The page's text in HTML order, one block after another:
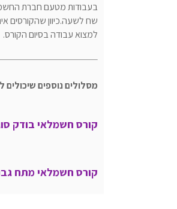
שח לשעה.כיוון שהקורסים
למצוא עבודה בסיום הקורס.
מסלולים נוספים שיכולים
קורס חשמלאי בודק סוג 1
קורס חשמלאי מתח